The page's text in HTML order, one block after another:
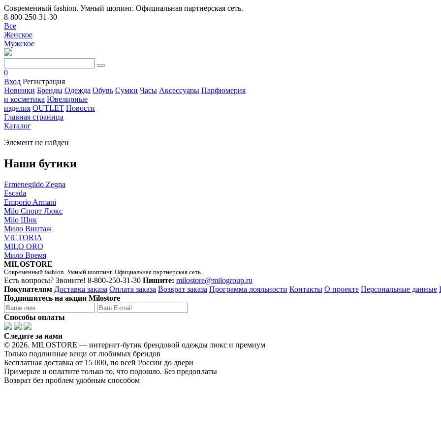
Современный fashion. Умный шопинг. Официальная партнерская сеть.
8-800-250-31-30
Все
Женское
Мужское
0
Вход Регистрация
Новинки Бренды Одежда Обувь Сумки Часы Аксессуары Парфюмерия
и косметика Ювелирные
изделия OUTLET Новости
Главная страница
Каталог
Элемент не найден
Наши бутики
Ermenegildo Zegna
Escada
Emporio Armani
Milo Спорт Люкс
Milo Шик
Мило Винтаж
VICTORIA
MILO ORO
Мило Время
MILOSTORE
Современный fashion. Умный шоппинг. Официальная партнерская сеть.
Есть вопросы? Звоните! 8-800-250-31-30 Пишите: milostore@milogroup.ru
Покупателям Доставка заказа Оплата заказа Возврат заказа Программа лояльности Контакты О проекте Персональные данные
Подпишитесь на акции Milostore
Способы оплаты
Следите за нами
© 2026. MILOSTORE — интернет-бутик брендовой одежды люкс и премиум
Только подлинные вещи от любимых брендов
Бесплатная доставка от 15 000, по всей России до двери
Примерьте и оплатите только то, что подошло. Без предоплаты
Возврат без проблем удобным способом